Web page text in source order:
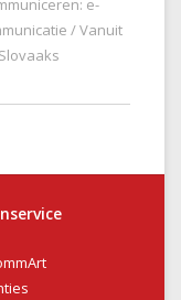
e-
/Vanuit